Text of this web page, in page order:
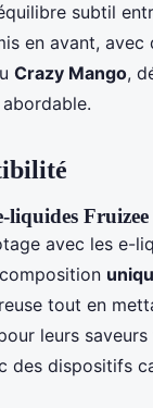
subtil
en avant, avec
Crazy Mango,
liquides Fruizee
avec les e-
tout en
leurs
des dispositifs